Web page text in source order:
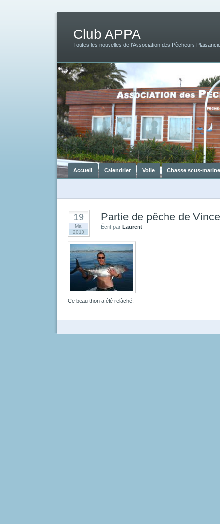
Club APPA
Toutes les nouvelles de l’Association des Pêcheurs
Accueil Calendrier Voile Chasse sous-marine
19
Mai
2010
Partie de pêche de
Écrit par Laurent
Ce beau thon a été relâché.